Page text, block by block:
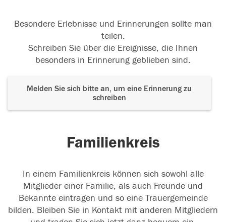
Besondere Erlebnisse und Erinnerungen sollte man
teilen.
Schreiben Sie über die Ereignisse, die Ihnen
besonders in Erinnerung geblieben sind.
Melden Sie sich bitte an, um eine Erinnerung zu
schreiben
Familienkreis
In einem Familienkreis können sich sowohl alle
Mitglieder einer Familie, als auch Freunde und
Bekannte eintragen und so eine Trauergemeinde
bilden. Bleiben Sie in Kontakt mit anderen Mitgliedern